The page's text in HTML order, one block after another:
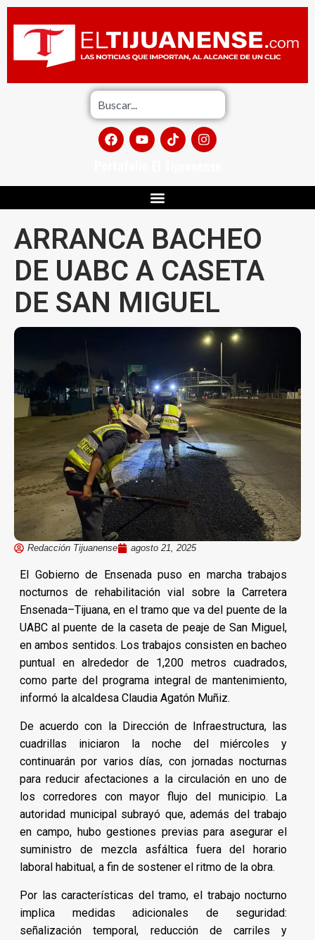
ARRANCA BACHEO
DE UABC A CASETA
DE SAN MIGUEL
Redacción Tijuanense agosto 21, 2025
El Gobierno de Ensenada puso en marcha trabajos
nocturnos de rehabilitación vial sobre la Carretera
Ensenada–Tijuana, en el tramo que va del puente de la
UABC al puente de la caseta de peaje de San Miguel,
en ambos sentidos. Los trabajos consisten en bacheo
puntual en alrededor de 1,200 metros cuadrados,
como parte del programa integral de mantenimiento,
informó la alcaldesa Claudia Agatón Muñiz.
De acuerdo con la Dirección de Infraestructura, las
cuadrillas iniciaron la noche del miércoles y
continuarán por varios días, con jornadas nocturnas
para reducir afectaciones a la circulación en uno de
los corredores con mayor flujo del municipio. La
autoridad municipal subrayó que, además del trabajo
en campo, hubo gestiones previas para asegurar el
suministro de mezcla asfáltica fuera del horario
laboral habitual, a fin de sostener el ritmo de la obra.
Por las características del tramo, el trabajo nocturno
implica medidas adicionales de seguridad:
señalización temporal, reducción de carriles y